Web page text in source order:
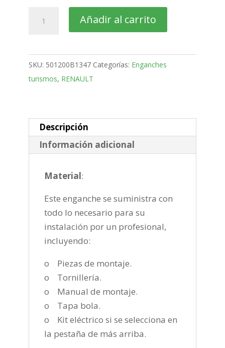
Grand
Monovolumen
Bola
fija
2013
cantidad
Añadir al carrito
SKU: 501200B1347 Categorías: Enganches
turismos, RENAULT
Descripción
Información adicional
Material:
Este enganche se suministra con
todo lo necesario para su
instalación por un profesional,
incluyendo:
o Piezas de montaje.
o Tornillería.
o Manual de montaje.
o Tapa bola.
o Kit eléctrico si se selecciona en
la pestaña de más arriba.